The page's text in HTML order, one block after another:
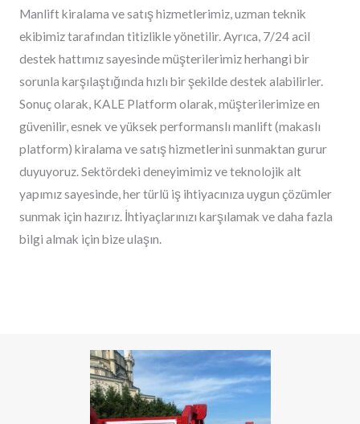
Manlift kiralama ve satış hizmetlerimiz, uzman teknik
ekibimiz tarafından titizlikle yönetilir. Ayrıca, 7/24 acil
destek hattımız sayesinde müşterilerimiz herhangi bir
sorunla karşılaştığında hızlı bir şekilde destek alabilirler.
Sonuç olarak, KALE Platform olarak, müşterilerimize en
güvenilir, esnek ve yüksek performanslı manlift (makaslı
platform) kiralama ve satış hizmetlerini sunmaktan gurur
duyuyoruz. Sektördeki deneyimimiz ve teknolojik alt
yapımız sayesinde, her türlü iş ihtiyacınıza uygun çözümler
sunmak için hazırız. İhtiyaçlarınızı karşılamak ve daha fazla
bilgi almak için bize ulaşın.